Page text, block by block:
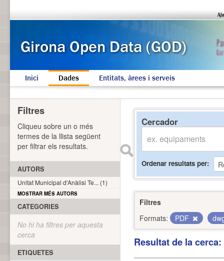
Inici Dades Entitats, àrees i serveis
Cercador
Ordenar resultats per
Filtres
Formats:
PDF
Resultat de la
Filtres
Cliqueu sobre un o més
termes de la llista següent
per filtrar els resultats.
AUTORS
Unitat Municipal d'Anàlisi Te... (1)
MOSTRAR MÉS AUTORS
CATEGORIES
No hi ha filtres per aquesta
cerca
ETIQUETES